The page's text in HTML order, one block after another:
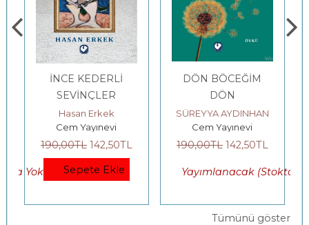
Yok)
İNCE KEDERLİ
SEVİNÇLER
Hasan Erkek
Cem Yayınevi
190,00TL 142,50TL
Sepete Ekle
DÖN BÖCEĞİM
DÖN
SÜREYYA AYDINHAN
Cem Yayınevi
190,00TL 142,50TL
Yayımlanacak (Stokta
Tümünü göster